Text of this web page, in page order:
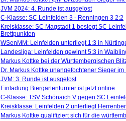
JVM 2024: 4. Runde ist ausgelost
C-Klasse: SC Leinfelden 3 - Renningen 3 2:2
Kreisklasse: SC Magstadt 1 besiegt SC
Brettpunkten
WSenMM: Leinfelden unterliegt 1:3 in
Landesliga: Leinfelden gewinnt 5:3 in
Markus Kottke bei der Württembergischen
Dr. Markus Kottke unangefochtener Sieger
JVM: 3. Runde ist ausgelost
Einladung Biergartenturnier ist jetzt online
C-Klasse: TSV Schönaich V gegen SC
Kreisklasse: Leinfelden 2 unterliegt
Markus Kottke qualifiziert sich für die